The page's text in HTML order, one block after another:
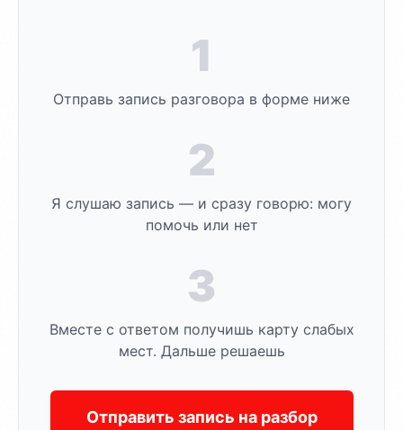
1
Отправь запись разговора в форме ниже
2
Я слушаю запись — и сразу говорю: могу
помочь или нет
3
Вместе с ответом получишь карту слабых
мест. Дальше решаешь
Отправить запись на разбор